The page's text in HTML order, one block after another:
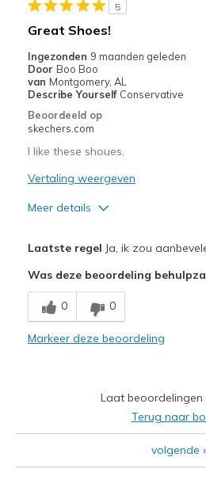
Going Out
Width
Feels true to
Sizing
View On Shoes
I'm Into Shoes
5
Great Shoes!
Ingezonden 9 maanden geleden
Door Boo Boo
van Montgomery, AL
Describe Yourself Conservative
Beoordeeld op
skechers.com
I like these shoues.
Vertaling weergeven
Meer details
Comfortable
Stylish
Beste toepassingen
Casual Wear
Going Out
Laatste regel Ja, ik zou
Was deze beoordeling
0 0
Markeer deze beoordeling
Laat beoordelingen
Terug naar
volgende